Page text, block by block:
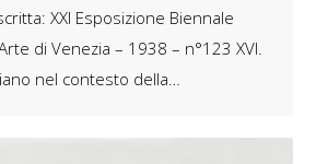
XXI Esposizione Biennale
di Venezia – 1938 – n°123 XVI.
nel contesto della…